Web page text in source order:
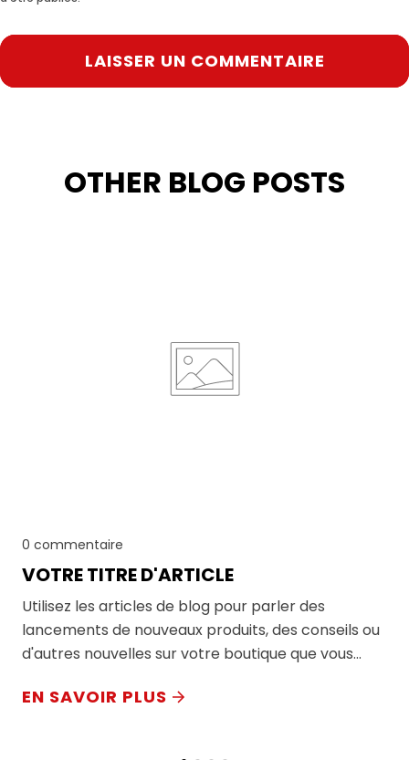
LAISSER UN COMMENTAIRE
OTHER BLOG POSTS
0 commentaire
VOTRE TITRE D'ARTICLE
Utilisez les articles de blog pour parler des
lancements de nouveaux produits, des conseils ou
d'autres nouvelles sur votre boutique que vous
EN SAVOIR PLUS